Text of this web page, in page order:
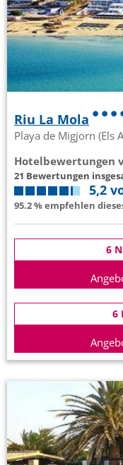
Riu La Mola
Playa de Migjorn (Els
Hotelbewertungen
21 Bewertungen
5,2
95.2 % empfehlen
6
6